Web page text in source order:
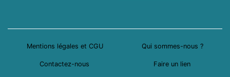
Mentions légales et CGU Qui sommes-nous ?
Contactez-nous Faire un lien